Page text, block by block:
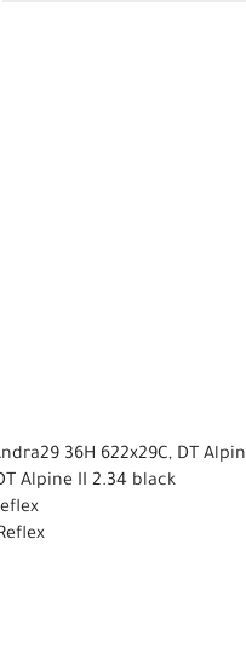
36H 622x29C, DT
Alpine II 2.34 black